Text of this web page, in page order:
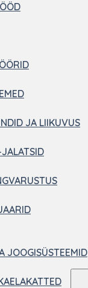
JA LIIKUVUS
JOOGISÜSTEEMID